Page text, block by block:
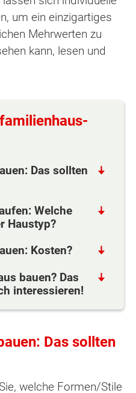
um ein einzigartiges
Mehrwerten zu
kann, lesen und
Das sollten
Welche
Haustyp?
Kosten?
bauen? Das
interessieren!
Das sollten
welche Formen/Stile